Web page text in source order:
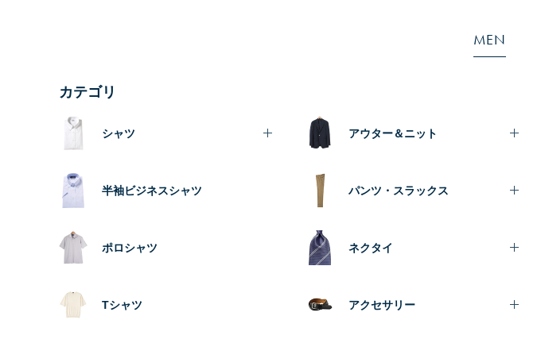
MEN
カテゴリ
シャツ
半袖ビジネスシャツ
ポロシャツ
Tシャツ
アウター＆ニット
パンツ・スラックス
ネクタイ
アクセサリー